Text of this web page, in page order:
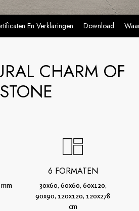
En Verklaringen Download
CHARM OF
STONE
6 FORMATEN
30x60, 60x60, 60x120,
90x90, 120x120, 120x278
cm